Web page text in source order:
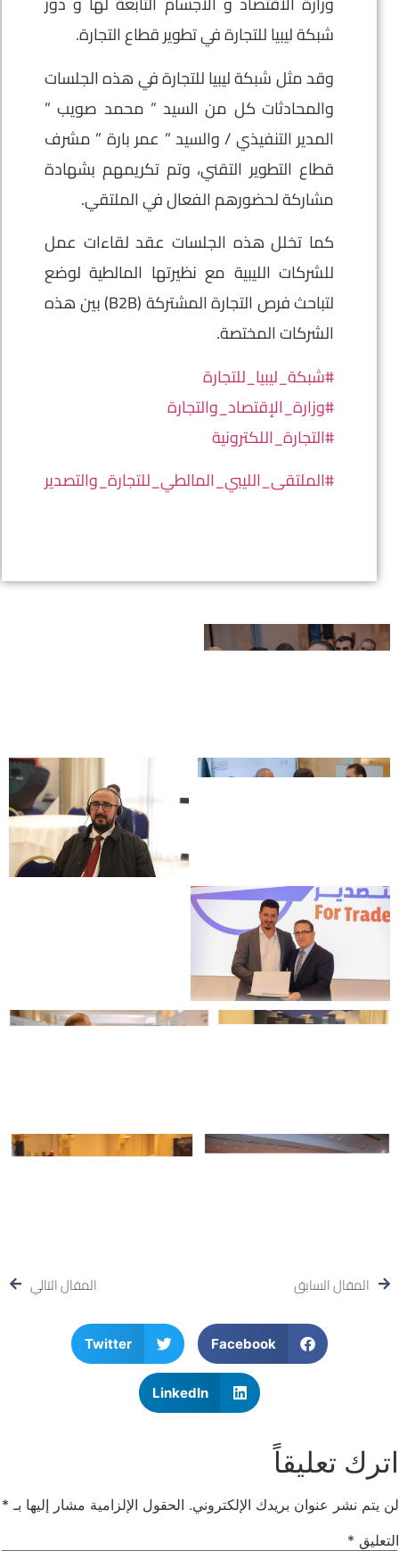
شبكة ليبيا للتجارة في تطوير قطاع التجارة.
وقد مثل شبكة ليبيا للتجارة في هذه الجلسات
والمحادثات كل من السيد ” محمد صويب ”
المدير التنفيذي / والسيد ” عمر بارة ” مشرف
قطاع التطوير التقني، وتم تكريمهم بشهادة
مشاركة لحضورهم الفعال في الملتقي.
كما تخلل هذه الجلسات عقد لقاءات عمل
للشركات الليبية مع نظيرتها المالطية لوضع
لتباحث فرص التجارة المشتركة (B2B) بين هذه
الشركات المختصة.
#شبكة_ليبيا_للتجارة
#وزارة_الإقتصاد_والتجارة
#التجارة_اللكترونية
#الملتقى_الليبي_المالطي_للتجارة_والتصدير
المقال السابق المقال التالي
Facebook
Twitter
LinkedIn
تعليقاً
يتم نشر عنوان بريدك الإلكتروني. الحقول الإلزامية مشار إليها بـ *
*